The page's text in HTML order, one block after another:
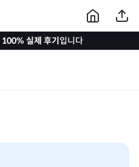
100% 실제 후기입니다